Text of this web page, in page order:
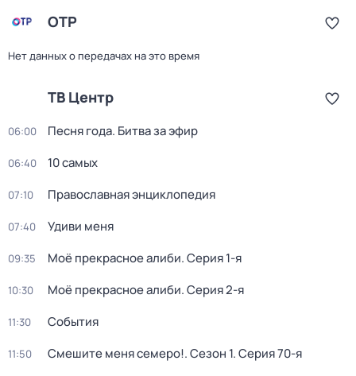
ОТР
Нет данных о передачах на это время
ТВ Центр
06:00 Песня года. Битва за эфир
06:40 10 самых
07:10 Православная энциклопедия
07:40 Удиви меня
09:35 Моё прекрасное алиби. Серия 1-я
10:30 Моё прекрасное алиби. Серия 2-я
11:30 События
11:50 Смешите меня семеро!. Сезон 1. Серия 70-я